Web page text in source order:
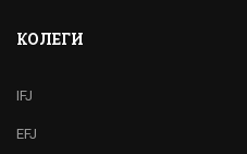
КОЛЕГИ
IFJ
EFJ